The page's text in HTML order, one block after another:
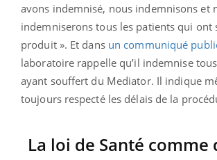
avons indemnisé, nous indemnisons et
indemniserons tous les patients qui ont
produit ». Et dans un communiqué
laboratoire rappelle qu’il indemnise
ayant souffert du Mediator. Il indique
toujours respecté les délais de la
La loi de Santé comme